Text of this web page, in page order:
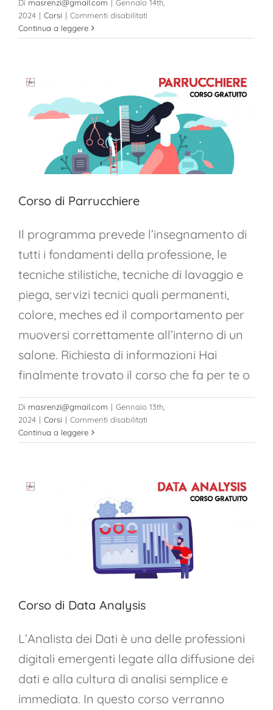
Di masrenzi@gmail.com
Gennaio 14th,
2024 | Corsi | Commenti disabilitati
di
Continua a leggere
Corso di Parrucchiere
Il programma prevede l’insegnamento di
tutti i fondamenti della professione, le
tecniche stilistiche, tecniche di lavaggio e
piega, servizi tecnici quali permanenti,
colore, meches ed il comportamento per
muoversi correttamente all’interno di un
salone. Richiesta di informazioni Hai
finalmente trovato il corso che fa per te o
Di masrenzi@gmail.com | Gennaio 13th,
2024 | Corsi | Commenti disabilitati
di
Continua a leggere
Corso di Data Analysis
L’Analista dei Dati è una delle professioni
digitali emergenti legate alla diffusione dei
dati e alla cultura di analisi semplice e
immediata. In questo corso verranno